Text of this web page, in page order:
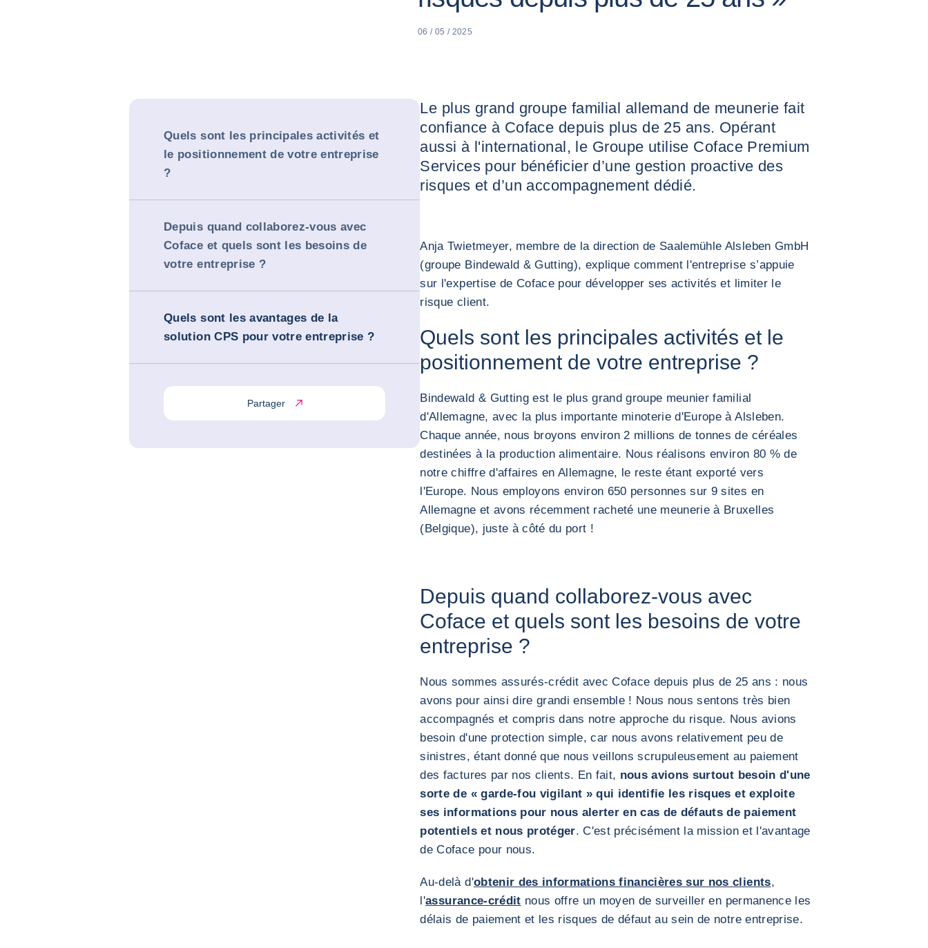
06 / 05 / 2025
Quels sont les principales activités et
le positionnement de votre entreprise
?
Depuis quand collaborez-vous avec
Coface et quels sont les besoins de
votre entreprise ?
Quels sont les avantages de la
solution CPS pour votre entreprise ?
Partager
Le plus grand groupe familial allemand de meunerie fait
confiance à Coface depuis plus de 25 ans. Opérant
aussi à l'international, le Groupe utilise Coface Premium
Services pour bénéficier d’une gestion proactive des
risques et d’un accompagnement dédié.
Anja Twietmeyer, membre de la direction de Saalemühle Alsleben GmbH
(groupe Bindewald & Gutting), explique comment l'entreprise s’appuie
sur l'expertise de Coface pour développer ses activités et limiter le
risque client.
Quels sont les principales activités et le
positionnement de votre entreprise ?
Bindewald & Gutting est le plus grand groupe meunier familial
d'Allemagne, avec la plus importante minoterie d'Europe à Alsleben.
Chaque année, nous broyons environ 2 millions de tonnes de céréales
destinées à la production alimentaire. Nous réalisons environ 80 % de
notre chiffre d'affaires en Allemagne, le reste étant exporté vers
l'Europe. Nous employons environ 650 personnes sur 9 sites en
Allemagne et avons récemment racheté une meunerie à Bruxelles
(Belgique), juste à côté du port !
Depuis quand collaborez-vous avec
Coface et quels sont les besoins de votre
entreprise ?
Nous sommes assurés-crédit avec Coface depuis plus de 25 ans : nous
avons pour ainsi dire grandi ensemble ! Nous nous sentons très bien
accompagnés et compris dans notre approche du risque. Nous avions
besoin d'une protection simple, car nous avons relativement peu de
sinistres, étant donné que nous veillons scrupuleusement au paiement
des factures par nos clients. En fait, nous avions surtout besoin d'une
sorte de « garde-fou vigilant » qui identifie les risques et exploite
ses informations pour nous alerter en cas de défauts de paiement
potentiels et nous protéger. C'est précisément la mission et l'avantage
de Coface pour nous.
Au-delà d'obtenir des informations financières sur nos clients,
l'assurance-crédit nous offre un moyen de surveiller en permanence les
délais de paiement et les risques de défaut au sein de notre entreprise.